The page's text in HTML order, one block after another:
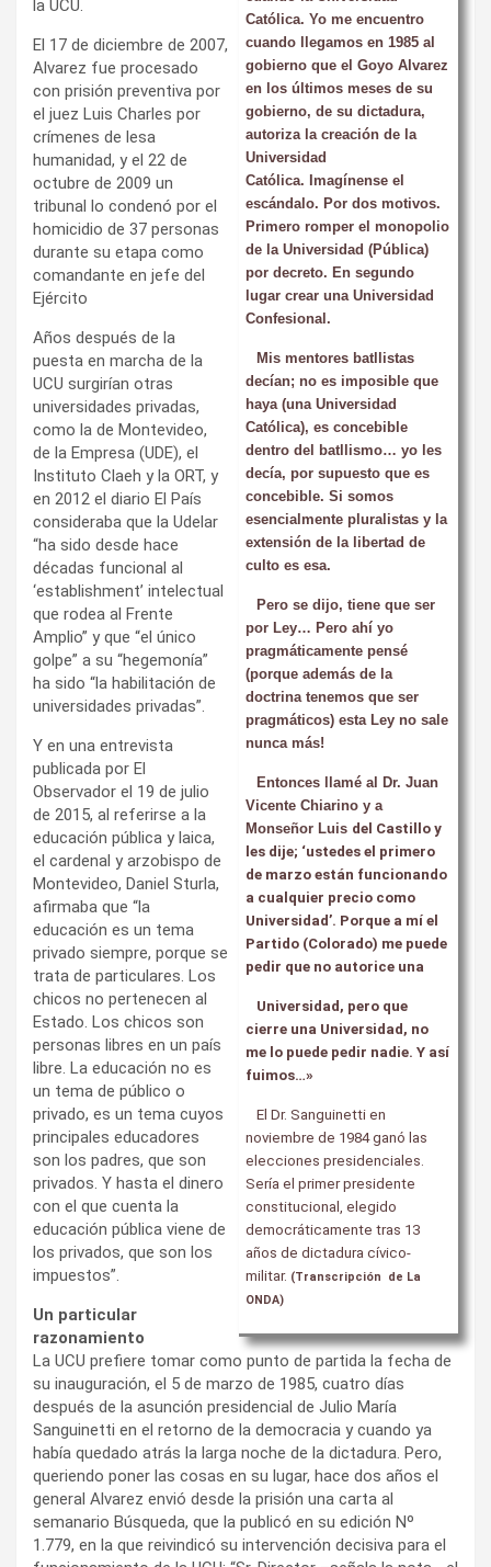
Católica. Yo me encuentro
cuando llegamos en 1985 al
gobierno que el Goyo Alvarez
en los últimos meses de su
gobierno, de su dictadura,
autoriza la creación de la
Universidad
Católica.
Imagínense el
escándalo. Por dos motivos.
Primero romper el monopolio
de la Universidad (Pública)
por decreto. En segundo
lugar crear una Universidad
Confesional.
Mis mentores batllistas
decían; no es imposible que
haya (una Universidad
Católica), es concebible
dentro del batllismo… yo les
decía, por supuesto que es
concebible. Si somos
esencialmente pluralistas y la
extensión de la libertad de
culto es esa.
Pero se dijo, tiene que ser
por Ley… Pero ahí yo
pragmáticamente pensé
(porque además de la
doctrina tenemos que ser
pragmáticos) esta Ley no sale
nunca más!
Entonces llamé al Dr. Juan
Vicente Chiarino y a
Monseñor Luis del Castillo y
les dije; ‘ustedes el primero
de marzo están funcionando
a cualquier precio como
Universidad’. Porque a mí el
Partido (Colorado) me puede
pedir que no autorice una
Universidad, pero que
cierre una Universidad, no
me lo puede pedir nadie. Y así
fuimos…»
El Dr. Sanguinetti en
noviembre de 1984 ganó las
elecciones presidenciales.
Sería el primer presidente
constitucional, elegido
democráticamente tras 13
años de dictadura cívico-
militar. (Transcripción de La
ONDA)
la UCU.
El 17 de diciembre de 2007,
Alvarez fue procesado
con prisión preventiva por
el juez Luis Charles por
crímenes de lesa
humanidad, y el 22 de
octubre de 2009 un
tribunal lo condenó por el
homicidio de 37 personas
durante su etapa como
comandante en jefe del
Ejército
Años después de la
puesta en marcha de la
UCU surgirían otras
universidades privadas,
como la de Montevideo,
de la Empresa (UDE), el
Instituto Claeh y la ORT, y
en 2012 el diario El País
consideraba que la Udelar
“ha sido desde hace
décadas funcional al
‘establishment’ intelectual
que rodea al Frente
Amplio” y que “el único
golpe” a su “hegemonía”
ha sido “la habilitación de
universidades privadas”.
Y en una entrevista
publicada por El
Observador el 19 de julio
de 2015, al referirse a la
educación pública y laica,
el cardenal y arzobispo de
Montevideo, Daniel Sturla,
afirmaba que “la
educación es un tema
privado siempre, porque se
trata de particulares. Los
chicos no pertenecen al
Estado. Los chicos son
personas libres en un país
libre. La educación no es
un tema de público o
privado, es un tema cuyos
principales educadores
son los padres, que son
privados. Y hasta el dinero
con el que cuenta la
educación pública viene de
los privados, que son los
impuestos”.
Un particular
razonamiento
La UCU prefiere tomar como punto de partida la fecha de
su inauguración, el 5 de marzo de 1985, cuatro días
después de la asunción presidencial de Julio María
Sanguinetti en el retorno de la democracia y cuando ya
había quedado atrás la larga noche de la dictadura. Pero,
queriendo poner las cosas en su lugar, hace dos años el
general Alvarez envió desde la prisión una carta al
semanario Búsqueda, que la publicó en su edición Nº
1.779, en la que reivindicó su intervención decisiva para el